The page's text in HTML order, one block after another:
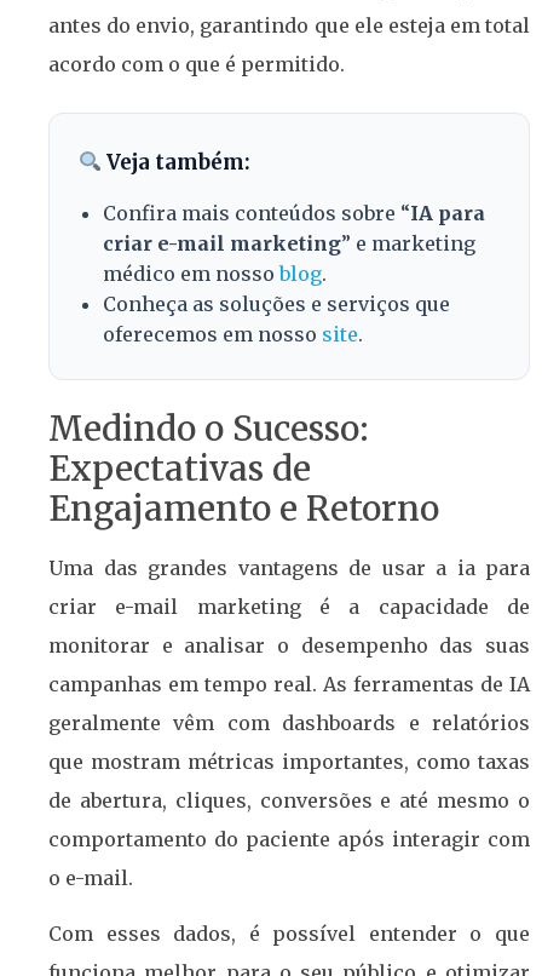
antes do envio, garantindo que ele esteja em total
acordo com o que é permitido.
Veja também:
Confira mais conteúdos sobre “IA para
criar e-mail marketing” e marketing
médico em nossoblog.
Conheça as soluções e serviços que
oferecemos em nosso site.
Medindo o Sucesso:
Expectativas de
Engajamento e Retorno
Uma das grandes vantagens de usar a ia para
criar e-mail marketing é a capacidade de
monitorar e analisar o desempenho das suas
campanhas em tempo real. As ferramentas de IA
geralmente vêm com dashboards e relatórios
que mostram métricas importantes, como taxas
de abertura, cliques, conversões e até mesmo o
comportamento do paciente após interagir com
o e-mail.
Com esses dados, é possível entender o que